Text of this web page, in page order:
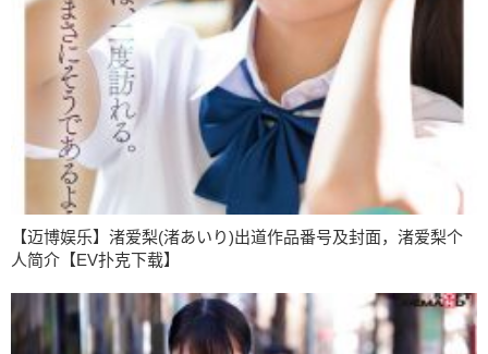
【迈博娱乐】渚爱梨(渚あいり)出道作品番号及封面，渚爱梨个
人简介【EV扑克下载】